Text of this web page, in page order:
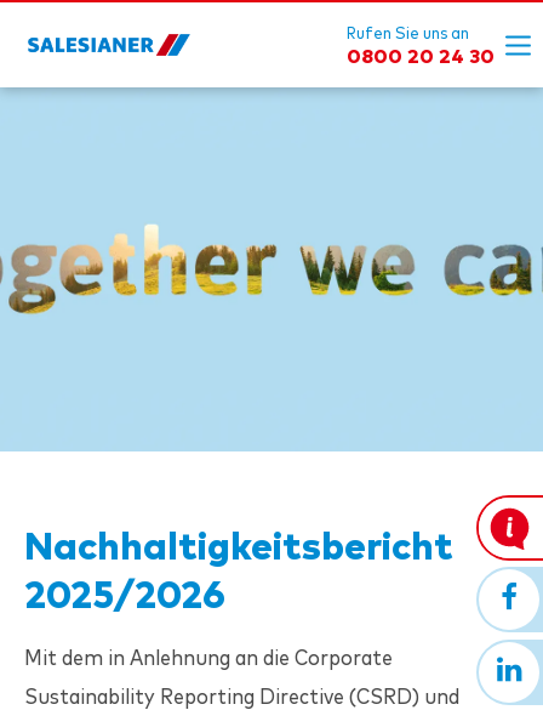
Rufen Sie uns an
0800 20 24 30
Nachhaltigkeitsbericht
2025/2026
Mit dem in Anlehnung an die Corporate
Sustainability Reporting Directive (CSRD) und